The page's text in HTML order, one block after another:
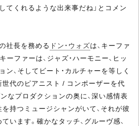
てくれるような出来事だね」とコメン
社長を務める ドン・ウォズは、キーファ
ーファーは、ジャズ・ハーモニー、ヒッ
ン、そしてビート・カルチャーを等しく
代のピアニスト / コンポーザーを代
なプロダクションの奥に、深い感情表
持つミュージシャンがいて、それが彼
います。確かなタッチ、グルーヴ感、